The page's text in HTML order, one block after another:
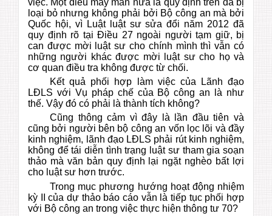
loại bỏ nhưng không phải bởi Bộ công an mà bởi
Quốc hội, vì Luật luật sư sửa đổi năm 2012 đã
quy định rõ tại Điều 27 ngoài người tạm giữ, bị
can được mời luật sư cho chính mình thì vẫn có
những người khác được mời luật sư cho họ và
cơ quan điều tra không được từ chối.
Kết quả phối hợp làm việc của Lãnh đạo
LĐLS với Vụ pháp chế của Bộ công an là như
thế. Vậy đó có phải là thành tích không?
Cũng thông cảm vì đây là lần đầu tiên và
cũng bởi người bên bộ công an vốn lọc lõi và đầy
kinh nghiệm, lãnh đạo LĐLS phải rút kinh nghiệm,
không để tái diễn tình trạng luật sư tham gia soạn
thảo mà văn bản quy định lại ngặt nghèo bất lợi
cho luật sư hơn trước.
Trong mục phương hướng hoạt động nhiệm
kỳ II của dự thảo báo cáo vẫn là tiếp tục phối hợp
với Bộ công an trong việc thực hiện thông tư 70?